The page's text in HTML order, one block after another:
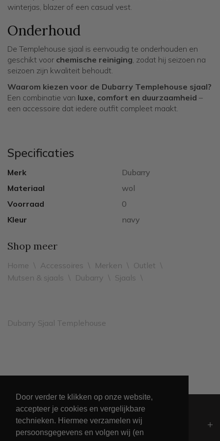
Door verder te klikken op onze website,
accepteer je cookies en vergelijkbare
technieken. Hiermee verzamelen wij
persoonsgegevens en volgen wij (en
winterjas, blazer of een casual vest.
Onderhoud
De Templehouse sjaal is eenvoudig te onderhouden en
geschikt voor chemische reiniging, zodat hij seizoen na
seizoen zijn kwaliteit behoudt.
Waarom kiezen voor de Dubarry Templehouse sjaal?
Een combinatie van luxe, comfort en duurzaamheid –
een accessoire dat iedere outfit compleet maakt.
Specificaties
Merk
Dubarry
Materiaal
wol
Voorraad
0
Kleur
navy
Shop meer
Home \ Accessoires \ Merken \ Outlet \
Mutsen & sjaals \ Dubarry \ Sjaals \
Dubarry Sjaal Templehouse
Algemeen